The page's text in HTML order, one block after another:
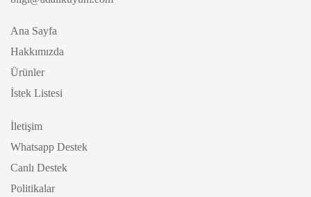
Ana Sayfa
Hakkımızda
Ürünler
İstek Listesi
İletişim
Whatsapp Destek
Canlı Destek
Politikalar